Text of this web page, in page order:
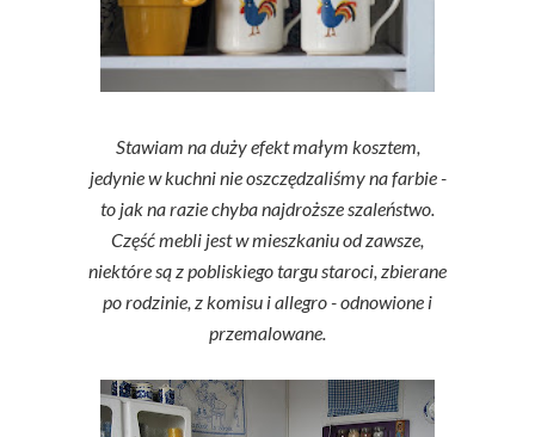
Stawiam na duży efekt małym kosztem,
jedynie w kuchni nie oszczędzaliśmy na farbie -
to jak na razie chyba najdroższe szaleństwo.
Część mebli jest w mieszkaniu od zawsze,
niektóre są z pobliskiego targu staroci, zbierane
po rodzinie, z komisu i allegro - odnowione i
przemalowane.